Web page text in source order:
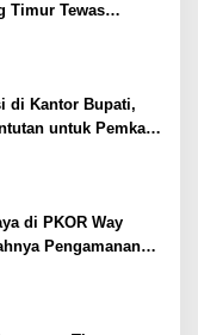
Timur Tewas
di Kantor Bupati,
untuk Pemkab
di PKOR Way
Pengamanan